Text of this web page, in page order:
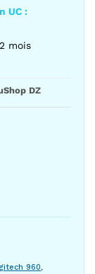
UC :
mois
DZ
960,